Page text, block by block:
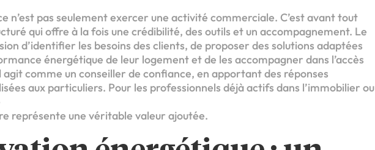
n’est pas seulement exercer une activité commerciale. C’est avant tout
qui offre à la fois une crédibilité, des outils et un accompagnement. Le
d’identifier les besoins des clients, de proposer des solutions adaptées
énergétique de leur logement et de les accompagner dans l’accès
agit comme un conseiller de confiance, en apportant des réponses
aux particuliers. Pour les professionnels déjà actifs dans l’immobilier ou
représente une véritable valeur ajoutée.